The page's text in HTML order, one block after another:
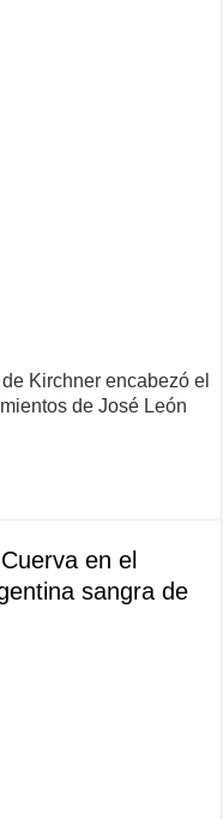
Kirchner encabezó el
de José León
en el
sangra de